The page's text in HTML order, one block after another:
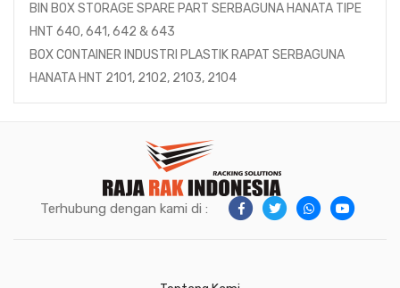
BIN BOX STORAGE SPARE PART SERBAGUNA HANATA TIPE
HNT 640, 641, 642 & 643
BOX CONTAINER INDUSTRI PLASTIK RAPAT SERBAGUNA
HANATA HNT 2101, 2102, 2103, 2104
Terhubung dengan kami di :